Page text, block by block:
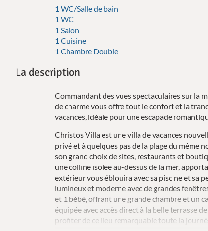
1 WC/Salle de bain
1 WC
1 Salon
1 Cuisine
1 Chambre Double
La description
Commandant des vues spectaculaires sur la
de charme vous offre tout le confort et la
vacances, idéale pour une escapade
Christos Villa est une villa de vacances
privé et à quelques pas de la plage du même
son grand choix de sites, restaurants et
une colline isolée au-dessus de la mer,
extérieur vous éblouira avec sa piscine et sa
lumineux et moderne avec de grandes
et 1 bébé, offrant une grande chambre et un
équipée avec accès direct à la belle terrasse
profiter de ce lieu remarquable toute la